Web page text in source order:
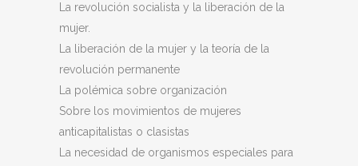
La revolución socialista y la liberación de la
mujer.
La liberación de la mujer y la teoría de la
revolución permanente
La polémica sobre organización
Sobre los movimientos de mujeres
anticapitalistas o clasistas
La necesidad de organismos especiales para